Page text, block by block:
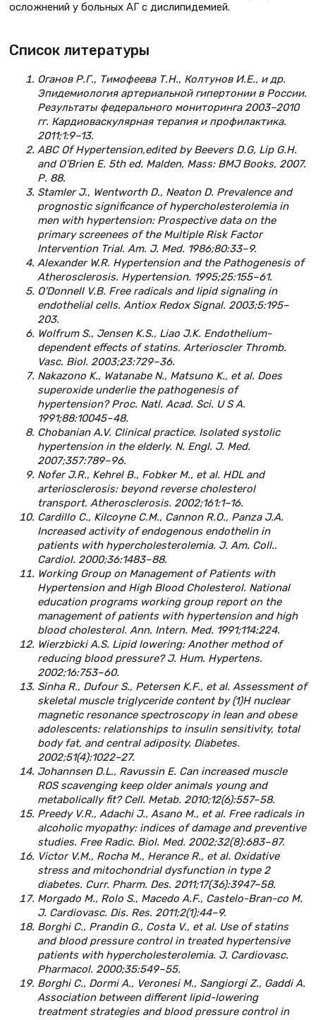
осложнений у больных АГ с дислипидемией.
Список литературы
Оганов Р.Г., Тимофеева Т.Н., Колтунов И.Е., и др.
Эпидемиология артериальной гипертонии в России.
Результаты федерального мониторинга 2003–2010
гг. Кардиоваскулярная терапия и профилактика.
2011;1:9–13.
ABC Of Hypertension,edited by Beevers D.G, Lip G.H.
and O’Brien E. 5th ed. Malden, Mass: BMJ Books, 2007.
Р. 88.
Stamler J., Wentworth D., Neaton D. Prevalence and
prognostic significance of hypercholesterolemia in
men with hypertension: Prospective data on the
primary screenees of the Multiple Risk Factor
Intervention Trial. Am. J. Med. 1986;80:33–9.
Alexander W.R. Hypertension and the Pathogenesis of
Atherosclerosis. Hypertension. 1995;25:155–61.
O’Donnell V.B. Free radicals and lipid signaling in
endothelial cells. Antiox Redox Signal. 2003;5:195–
203.
Wolfrum S., Jensen K.S., Liao J.K. Endothelium-
dependent effects of statins. Arterioscler Thromb.
Vasc. Biol. 2003;23:729–36.
Nakazono K., Watanabe N., Matsuno K., et al. Does
superoxide underlie the pathogenesis of
hypertension? Proc. Natl. Acad. Sci. U S A.
1991;88:10045–48.
Сhobanian A.V. Clinical practice. Isolated systolic
hypertension in the elderly. N. Engl. J. Med.
2007;357:789–96.
Nofer J.R., Kehrel B., Fobker M., et al. HDL and
arteriosclerosis: beyond reverse cholesterol
transport. Atherosclerosis. 2002;161:1–16.
Cardillo C., Kilcoyne C.M., Cannon R.O., Panza J.A.
Increased activity of endogenous endothelin in
patients with hypercholesterolemia. J. Am. Coll..
Cardiol. 2000;36:1483–88.
Working Group on Management of Patients with
Hypertension and High Blood Cholesterol. National
education programs working group report on the
management of patients with hypertension and high
blood cholesterol. Ann. Intern. Med. 1991;114:224.
Wierzbicki A.S. Lipid lowering: Another method of
reducing blood pressure? J. Hum. Hypertens.
2002;16:753–60.
Sinha R., Dufour S., Petersen K.F., et al. Assessment of
skeletal muscle triglyceride content by (1)H nuclear
magnetic resonance spectroscopy in lean and obese
adolescents: relationships to insulin sensitivity, total
body fat, and central adiposity. Diabetes.
2002;51(4):1022–27.
Johannsen D.L., Ravussin E. Can increased muscle
ROS scavenging keep older animals young and
metabolically fit? Cell. Metab. 2010;12(6):557–58.
Preedy V.R., Adachi J., Asano M., et al. Free radicals in
alcoholic myopathy: indices of damage and preventive
studies. Free Radic. Biol. Med. 2002;32(8):683–87.
Victor V.M., Rocha M., Herance R., et al. Oxidative
stress and mitochondrial dysfunction in type 2
diabetes. Curr. Pharm. Des. 2011;17(36):3947–58.
Morgado M., Rolo S., Macedo A.F., Castelo-Bran-co M.
J. Cardiovasc. Dis. Res. 2011;2(1):44–9.
Borghi C., Prandin G., Costa V., et al. Use of statins
and blood pressure control in treated hypertensive
patients with hypercholesterolemia. J. Cardiovasc.
Pharmacol. 2000;35:549–55.
Borghi C., Dormi A., Veronesi M., Sangiorgi Z., Gaddi A.
Association between different lipid-lowering
treatment strategies and blood pressure control in